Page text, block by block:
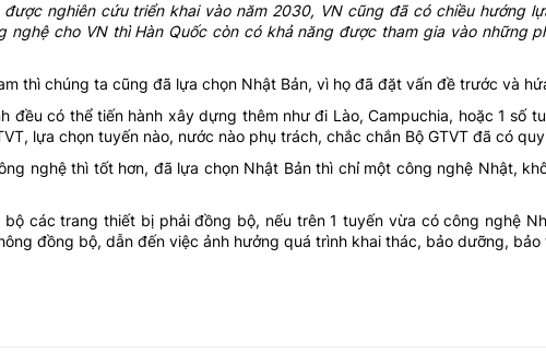
nghiên cứu triển khai vào năm 2030, VN cũng đã có chiều hướng
cho VN thì Hàn Quốc còn có khả năng được tham gia vào những
thì chúng ta cũng đã lựa chọn Nhật Bản, vì họ đã đặt vấn đề trước và
đều có thể tiến hành xây dựng thêm như đi Lào, Campuchia, hoặc 1 số
lựa chọn tuyến nào, nước nào phụ trách, chắc chắn Bộ GTVT đã có
nghệ thì tốt hơn, đã lựa chọn Nhật Bản thì chỉ một công nghệ Nhật,
các trang thiết bị phải đồng bộ, nếu trên 1 tuyến vừa có công nghệ
đồng bộ, dẫn đến việc ảnh hưởng quá trình khai thác, bảo dưỡng, bảo